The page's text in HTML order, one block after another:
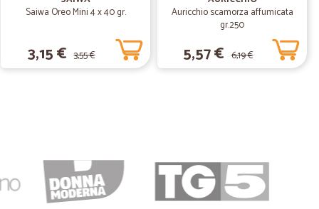
a casa! Corriere gentilissimo e consegna
07/04/2020
T.
Saiwa Oreo Mini 4 x 40 gr.
3,15 € 3,55 €
Auricchio scamorza affumicata
gr.250
5,57 € 6,19 €